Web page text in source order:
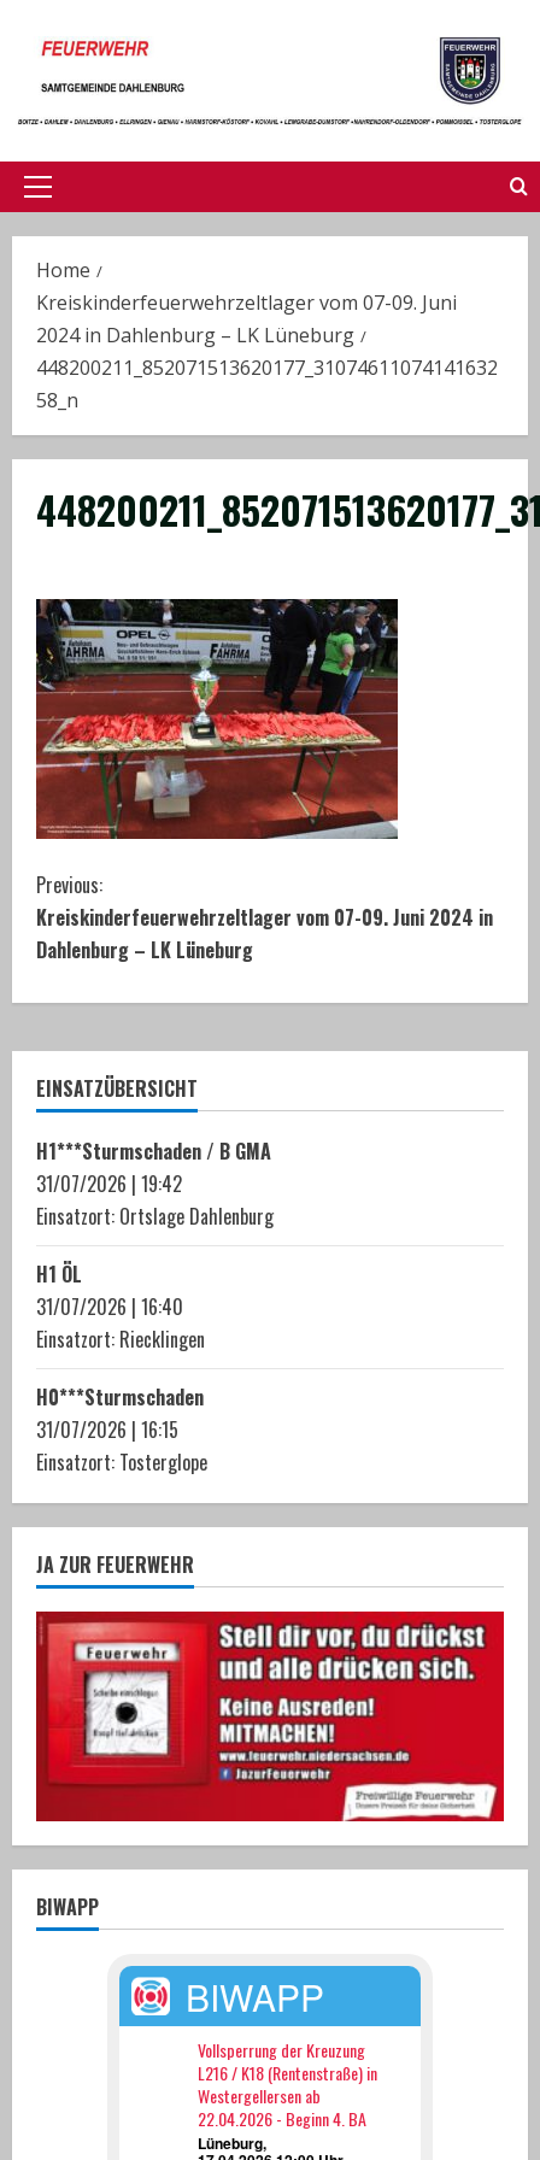
content
Primary
Home
Kreiskinderfeuerwehrzeltlager vom 07-09. Juni
2024 in Dahlenburg – LK Lüneburg
448200211_852071513620177_31074611074141632
58_n
C
o
n
t
i
n
u
e
R
e
a
d
i
n
g
Previous:
Kreiskinderfeuerwehrzeltlager vom 07-09. Juni 2024 in
Dahlenburg – LK Lüneburg
EINSATZÜBERSICHT
H1***Sturmschaden / B GMA
31/07/2026 | 19:42
Einsatzort: Ortslage Dahlenburg
H1 ÖL
31/07/2026 | 16:40
Einsatzort: Riecklingen
H0***Sturmschaden
31/07/2026 | 16:15
Einsatzort: Tosterglope
JA ZUR FEUERWEHR
BIWAPP
BIWAPP
Vollsperrung der Kreuzung
L216 / K18 (Rentenstraße) in
Westergellersen ab
22.04.2026 - Beginn 4. BA
Lüneburg,